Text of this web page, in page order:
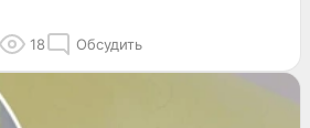
18 Обсудить